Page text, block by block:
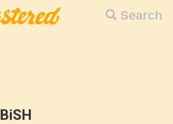
Search
BiSH